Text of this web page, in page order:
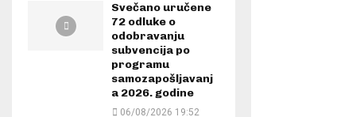
Svečano uručene
72 odluke o
odobravanju
subvencija po
programu
samozapošljavanj
a 2026. godine
06/08/2026 19:52